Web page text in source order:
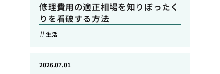
修理費用の適正相場を知りぼったく
りを看破する方法
生活
2026.07.01